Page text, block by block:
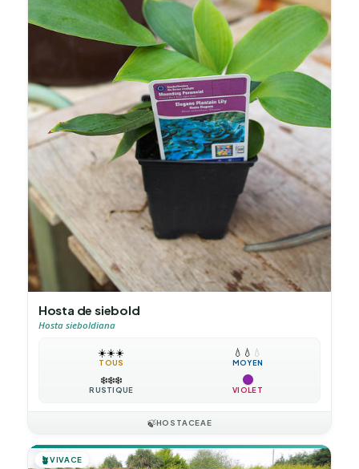
Hosta de siebold
Hosta sieboldiana
☀️☀️☀️
TOUS
💧 💧 💧
MOYEN
❄️❄️❄️
RUSTIQUE VIOLET
🍃HOSTACEAE
🪴VIVACE